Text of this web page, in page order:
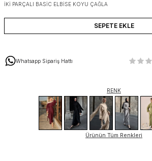
İKI PARÇALI BASIC ELBISE KOYU ÇAĞLA
SEPETE EKLE
Whatsapp Sipariş Hattı
RENK
Ürünün Tüm Renkleri